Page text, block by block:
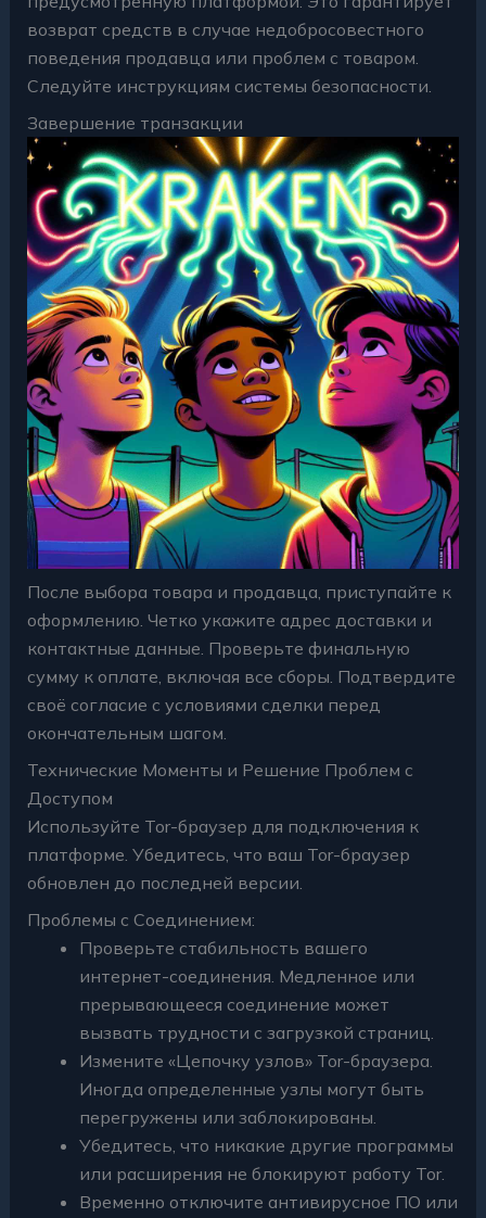
возврат средств в случае недобросовестного
поведения продавца или проблем с товаром.
Следуйте инструкциям системы безопасности.
Завершение транзакции
После выбора товара и продавца, приступайте к
оформлению. Четко укажите адрес доставки и
контактные данные. Проверьте финальную
сумму к оплате, включая все сборы. Подтвердите
своё согласие с условиями сделки перед
окончательным шагом.
Технические Моменты и Решение Проблем с
Доступом
Используйте Tor-браузер для подключения к
платформе. Убедитесь, что ваш Tor-браузер
обновлен до последней версии.
Проблемы с Соединением:
Проверьте стабильность вашего
интернет-соединения. Медленное или
прерывающееся соединение может
вызвать трудности с загрузкой страниц.
Измените «Цепочку узлов» Tor-браузера.
Иногда определенные узлы могут быть
перегружены или заблокированы.
Убедитесь, что никакие другие программы
или расширения не блокируют работу Tor.
Временно отключите антивирусное ПО или